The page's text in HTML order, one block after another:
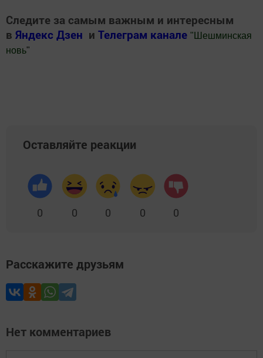
Следите за самым важным и интересным
в Яндекс Дзен и Телеграм канале " Шешминская
новь"
Оставляйте реакции
0 0 0 0 0
Расскажите друзьям
Нет комментариев